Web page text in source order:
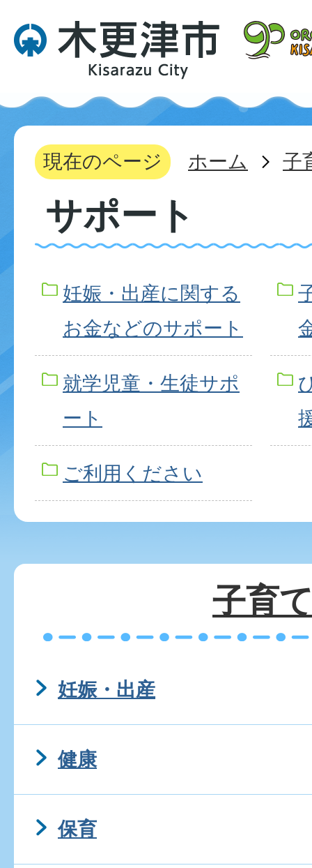
現在のページ ホーム 子
サポート
妊娠・出産に関する
お金などのサポート
就学児童・生徒サポ
ート
ご利用ください
子育
妊娠・出産
健康
保育